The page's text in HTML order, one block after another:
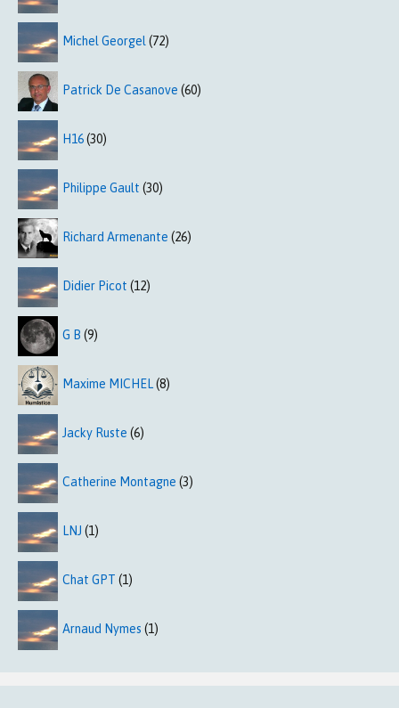
Michel Georgel (72)
Patrick De Casanove (60)
H16(30)
Philippe Gault (30)
Richard Armenante (26)
Didier Picot (12)
G B (9)
Maxime MICHEL(8)
Jacky Ruste (6)
Catherine Montagne (3)
LNJ (1)
Chat GPT (1)
Arnaud Nymes (1)